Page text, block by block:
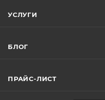
УСЛУГИ
БЛОГ
ПРАЙС-ЛИСТ